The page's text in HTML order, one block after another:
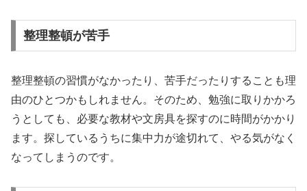
整理整頓が苦手
整理整頓の習慣がなかったり、苦手だったりすることも理
由のひとつかもしれません。そのため、勉強に取りかかろ
うとしても、必要な教材や文房具を探すのに時間がかかり
ます。探しているうちに集中力が途切れて、やる気がなく
なってしまうのです。